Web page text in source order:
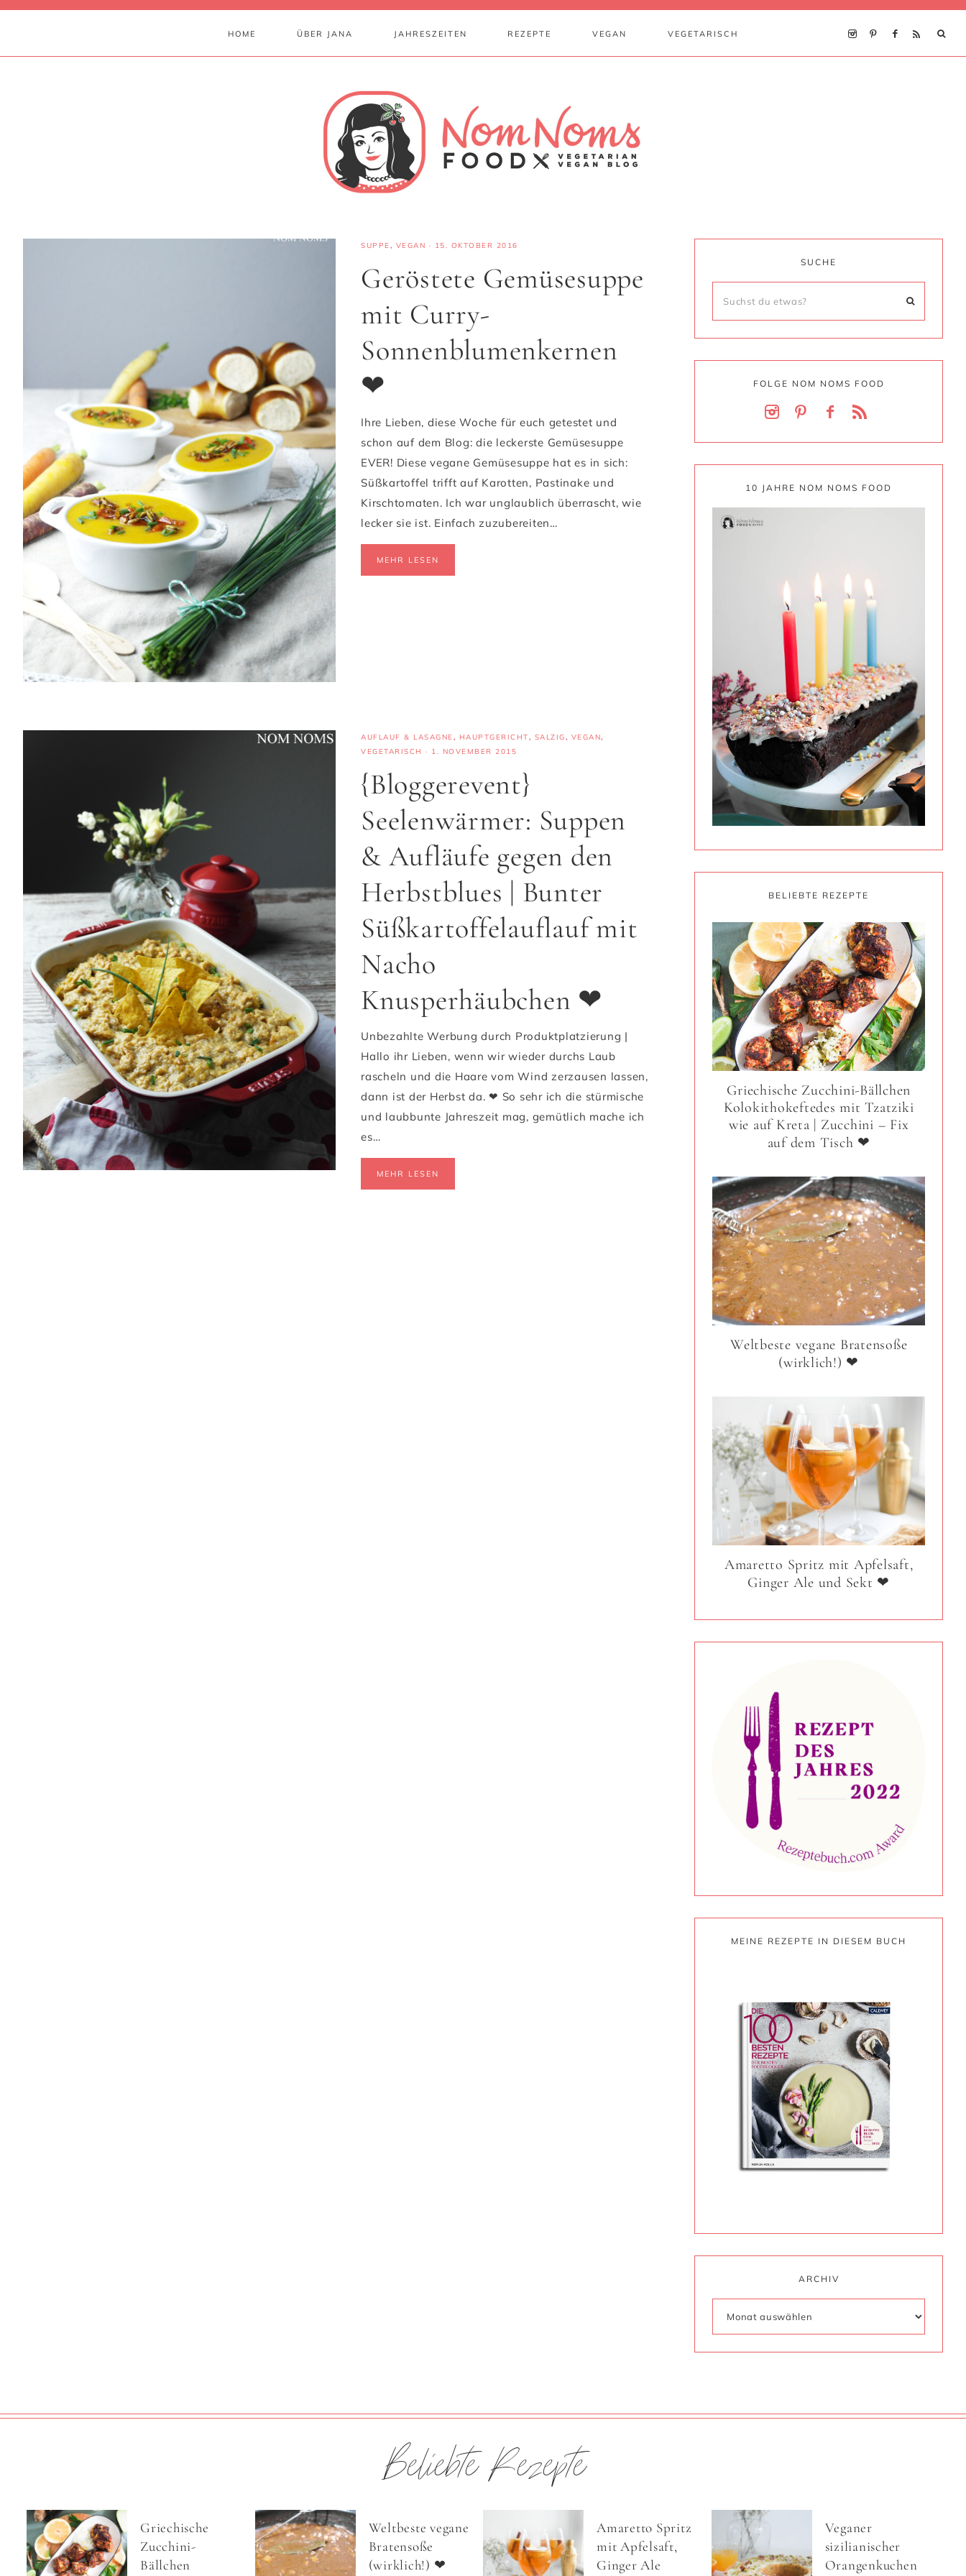
HOME ÜBER JANA JAHRESZEITEN REZEPTE VEGAN VEGETARISCH
SUPPE, VEGAN · 15. OKTOBER 2016
Geröstete Gemüsesuppe
mit Curry-
Sonnenblumenkernen
❤
Ihre Lieben, diese Woche für euch getestet und
schon auf dem Blog: die leckerste Gemüsesuppe
EVER! Diese vegane Gemüsesuppe hat es in sich:
Süßkartoffel trifft auf Karotten, Pastinake und
Kirschtomaten. Ich war unglaublich überrascht, wie
lecker sie ist. Einfach zuzubereiten…
MEHR LESEN
AUFLAUF & LASAGNE, HAUPTGERICHT, SALZIG, VEGAN,
VEGETARISCH · 1. NOVEMBER 2015
{Bloggerevent}
Seelenwärmer: Suppen
& Aufläufe gegen den
Herbstblues | Bunter
Süßkartoffelauflauf mit
Nacho
Knusperhäubchen ❤
Unbezahlte Werbung durch Produktplatzierung |
Hallo ihr Lieben, wenn wir wieder durchs Laub
rascheln und die Haare vom Wind zerzausen lassen,
dann ist der Herbst da. ❤ So sehr ich die stürmische
und laubbunte Jahreszeit mag, gemütlich mache ich
es…
MEHR LESEN
SUCHE
FOLGE NOM NOMS FOOD
10 JAHRE NOM NOMS FOOD
BELIEBTE REZEPTE
Griechische Zucchini-Bällchen
Kolokithokeftedes mit Tzatziki
wie auf Kreta | Zucchini – Fix
auf dem Tisch ❤
Weltbeste vegane Bratensoße
(wirklich!) ❤
Amaretto Spritz mit Apfelsaft,
Ginger Ale und Sekt ❤
MEINE REZEPTE IN DIESEM BUCH
ARCHIV
Beliebte Rezepte
Griechische
Zucchini-
Bällchen
Weltbeste vegane
Bratensoße
(wirklich!) ❤
Amaretto Spritz
mit Apfelsaft,
Ginger Ale
Veganer
sizilianischer
Orangenkuchen